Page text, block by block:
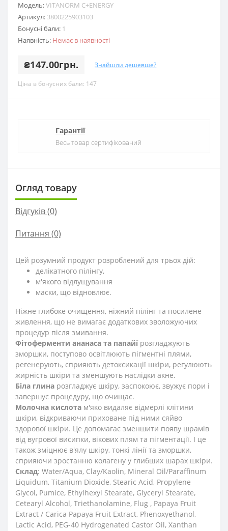
Модель:VITANORM C+ENERGY
Артикул: 3800225903103
Бонусні бали: 1
Наявність: Немає в наявності
₴147.00грн. Знайшли дешевше?
Ціна в бонусних бали: 147
Гарантії
Весь товар сертифікований
Огляд товару
Відгуків (0)
Питання (0)
Цей розумний продукт розроблений для трьох дій:
делікатного пілінгу,
м'якого відлущування
маски, що відновлює.
Ніжне глибоке очищення, ніжний пілінг та посилене
живлення, що не вимагає додаткових зволожуючих
процедур після змивання.
Фітоферменти ананаса та папайїрозгладжують
зморшки, поступово освітлюють пігментні плями,
регенерують, сприяють детоксикації шкіри, регулюють
жирність шкіри та зменшують наслідки акне.
Біла глина розгладжує шкіру, заспокоює, звужує пори і
завершує процедуру, що очищає.
Молочна кислота м'яко видаляє відмерлі клітини
шкіри, відкриваючи приховане під ними сяйво
здорової шкіри. Це допомагає зменшити появу шрамів
від вугрової висипки, вікових плям та пігментації. І це
також зміцнює в'ялу шкіру, тонкі лінії та зморшки,
сприяючи зростанню колагену у глибших шарах шкіри.
Склад: Water/Aqua, Clay/Kaolin, Mineral Oil/Paraffinum
Liquidum, Titanium Dioxide, Stearic Acid, Propylene
Glycol, Pumice, Ethylhexyl Stearate, Glyceryl Stearate,
Cetearyl Alcohol, Triethanolamine, Flug , Papaya Fruit
Extract / Carica Papaya Fruit Extract, Phenoxyethanol,
Lactic Acid, PEG-40 Hydrogenated Castor Oil, Xanthan